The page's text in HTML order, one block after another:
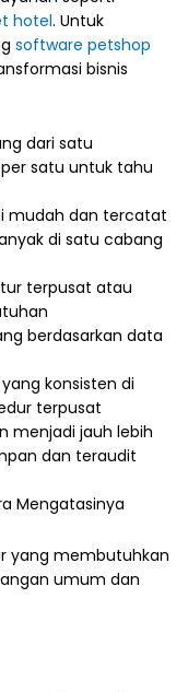
hotel. Untuk
software petshop
bisnis
dari satu
satu untuk tahu
mudah dan tercatat
di satu cabang
terpusat atau
berdasarkan data
konsisten di
terpusat
menjadi jauh lebih
dan teraudit
Mengatasinya
yang membutuhkan
umum dan